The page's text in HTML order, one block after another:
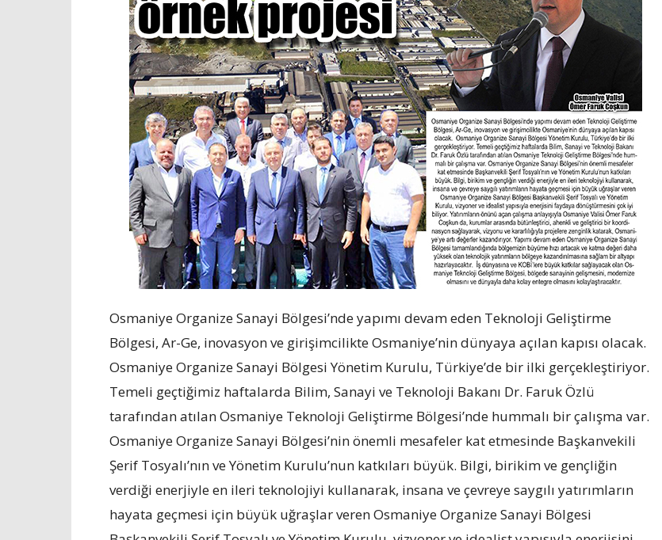
Osmaniye Organize Sanayi Bölgesi’nde yapımı devam eden Teknoloji Geliştirme
Bölgesi, Ar-Ge, inovasyon ve girişimcilikte Osmaniye’nin dünyaya açılan kapısı olacak.
Osmaniye Organize Sanayi Bölgesi Yönetim Kurulu, Türkiye’de bir ilki gerçekleştiriyor.
Temeli geçtiğimiz haftalarda Bilim, Sanayi ve Teknoloji Bakanı Dr. Faruk Özlü
tarafından atılan Osmaniye Teknoloji Geliştirme Bölgesi’nde hummalı bir çalışma var.
Osmaniye Organize Sanayi Bölgesi’nin önemli mesafeler kat etmesinde Başkanvekili
Şerif Tosyalı’nın ve Yönetim Kurulu’nun katkıları büyük. Bilgi, birikim ve gençliğin
verdiği enerjiyle en ileri teknolojiyi kullanarak, insana ve çevreye saygılı yatırımların
hayata geçmesi için büyük uğraşlar veren Osmaniye Organize Sanayi Bölgesi